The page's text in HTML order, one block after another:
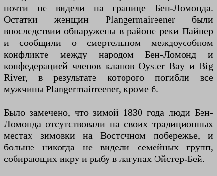
почти не видели на границе Бен-Ломонда.
Остатки женщин Plangermaireener были
впоследствии обнаружены в районе реки Пайпер
и сообщили о смертельном междоусобном
конфликте между народом Бен-Ломонд и
конфедерацией членов кланов Oyster Bay и Big
River, в результате которого погибли все
мужчины Plangermairreener, кроме 6.
Было замечено, что зимой 1830 года люди Бен-
Ломонда отсутствовали на своих традиционных
местах зимовки на Восточном побережье, и
больше никогда не видели семейных групп,
собирающих икру и рыбу в лагунах Ойстер-Бей.